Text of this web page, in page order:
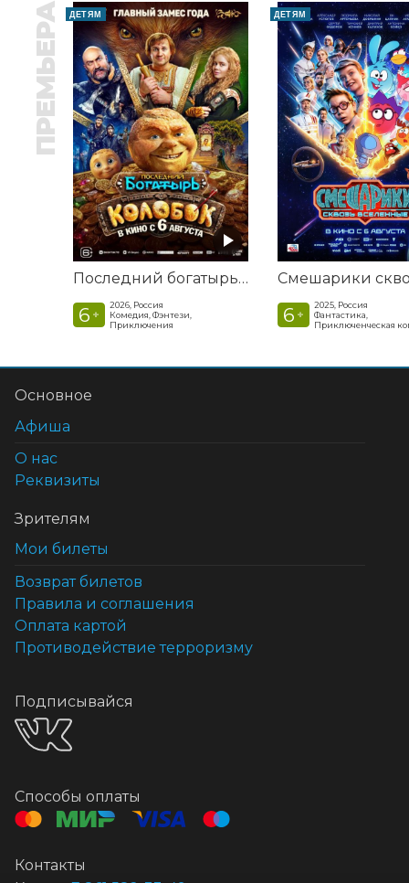
ПРЕМЬЕРА ДЕТЯМ
Последний богатырь. Колобок
6 +
2026, Россия
Комедия, Фэнтези,
Приключения
ДЕТЯМ
6 +
2025, Россия
Фантастика,
Приключенческая
Основное
Афиша
О нас
Реквизиты
Зрителям
Мои билеты
Возврат билетов
Правила и соглашения
Оплата картой
Противодействие терроризму
Подписывайся
Способы оплаты
Контакты